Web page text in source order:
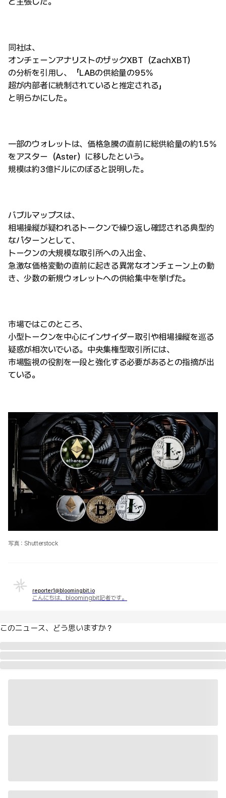
同社は、
オンチェーンアナリストのザックXBT（ZachXBT）
の分析を引用し、「LABの供給量の95％
超が内部者に統制されていると推定される」
と明らかにした。
一部のウォレットは、価格急騰の直前に総供給量の約1.5％
をアスター（Aster）に移したという。
規模は約3億ドルにのぼると説明した。
バブルマップスは、
相場操縦が疑われるトークンで繰り返し確認される典型的
なパターンとして、
トークンの大規模な取引所への入出金、
急激な価格変動の直前に起きる異常なオンチェーン上の動
き、少数の新規ウォレットへの供給集中を挙げた。
市場ではこのところ、
小型トークンを中心にインサイダー取引や相場操縦を巡る
疑惑が相次いでいる。中央集権型取引所には、
市場監視の役割を一段と強化する必要があるとの指摘が出
ている。
写真：Shutterstock
reporter1@bloomingbit.io
こんにちは、bloomingbit記者です。
このニュース、どう思いますか？